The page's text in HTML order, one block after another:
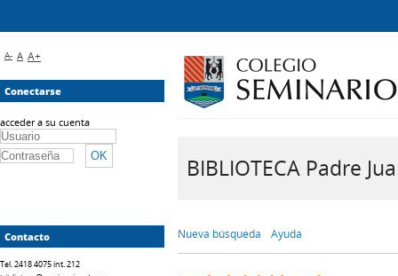
BIBLIOTECA Padre
Nueva búsqueda Ayuda
A- A A+
Conectarse
acceder a su cuenta
Contacto
Tel. 2418 4075 int. 212